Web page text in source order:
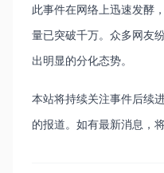
此事件在网络上迅速发酵
量已突破千万。众多网友
出明显的分化态势。
本站将持续关注事件后续
的报道。如有最新消息，